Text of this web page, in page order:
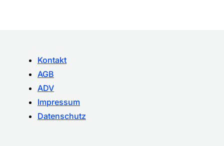
Kontakt
AGB
ADV
Impressum
Datenschutz